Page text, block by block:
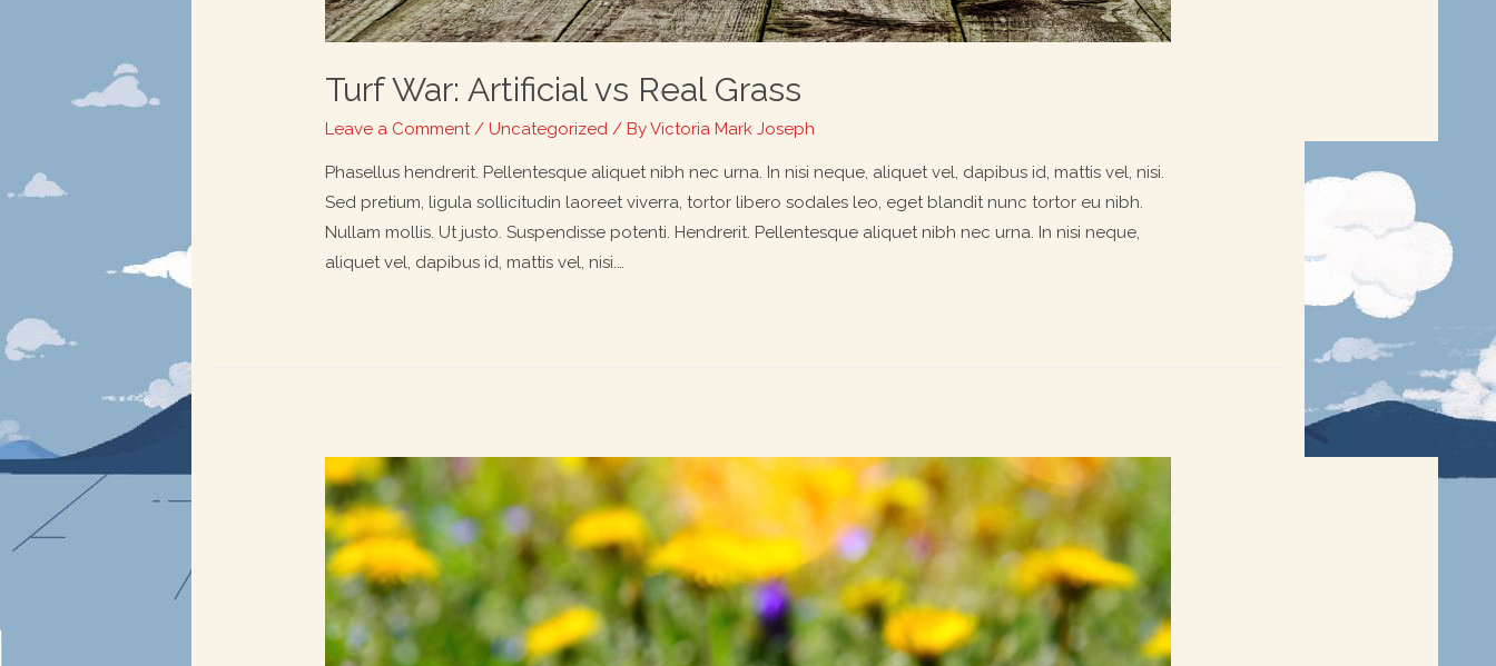
Turf War: Artificial vs Real Grass
Leave a Comment / Uncategorized / ByVictoria Mark Joseph
Phasellus hendrerit. Pellentesque aliquet nibh nec urna. In nisi neque, aliquet vel, dapibus id, mattis vel, nisi.
Sed pretium, ligula sollicitudin laoreet viverra, tortor libero sodales leo, eget blandit nunc tortor eu nibh.
Nullam mollis. Ut justo. Suspendisse potenti. Hendrerit. Pellentesque aliquet nibh nec urna. In nisi neque,
aliquet vel, dapibus id, mattis vel, nisi.…